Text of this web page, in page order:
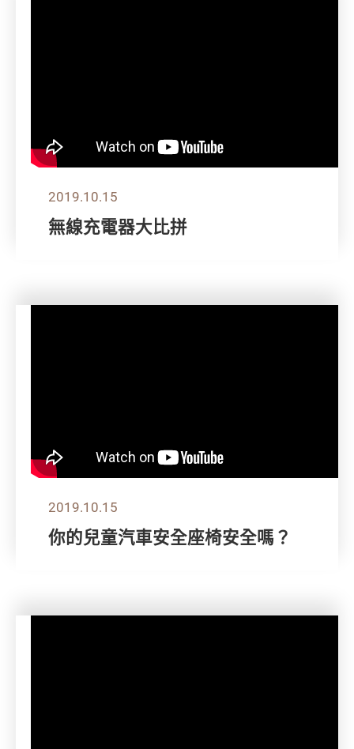
2019.10.15
無線充電器大比拼
2019.10.15
你的兒童汽車安全座椅安全嗎？